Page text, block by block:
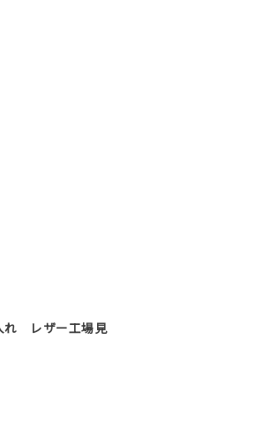
れ レザー工場見